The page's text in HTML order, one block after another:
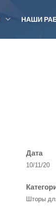
НАШИ
Дата
10/11/20
Шторы